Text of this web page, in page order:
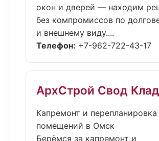
окон и дверей — находим
без компромиссов по
и внешнему виду....
Телефон: +7-962-722-43-17
АрхСтрой Свод
Капремонт и перепланировка
помещений в Омск
Берёмся за капремонт и